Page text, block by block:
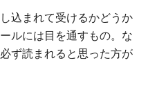
込まれて受けるかどうか
ルには目を通すもの。な
ず読まれると思った方が